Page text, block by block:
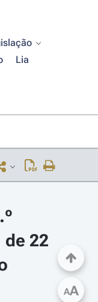
Lia
de 22
AA